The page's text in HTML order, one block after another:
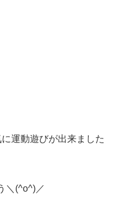
運動遊びが出来ました
＼(^o^)／